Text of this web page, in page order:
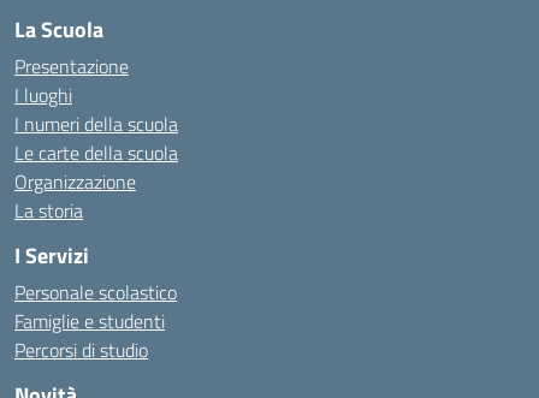
La Scuola
Presentazione
I luoghi
I numeri della scuola
Le carte della scuola
Organizzazione
La storia
I Servizi
Personale scolastico
Famiglie e studenti
Percorsi di studio